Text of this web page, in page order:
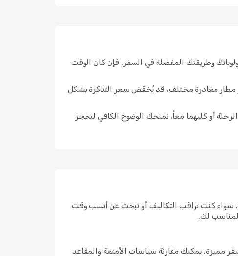
وطريقتك المفضلة في السفر. فإن كان الوقت
مطار مغادرة مختلف، قد يُخفّض سعر التذكرة بشكل
أو كليهما معاً، نمنحك الوضوح الكافي لتحجز
سواء كنت تراقب التكاليف أو تبحث عن أنسب وقت
لك.
مميزة. يمكنك مقارنة سياسات الأمتعة والمقاعد